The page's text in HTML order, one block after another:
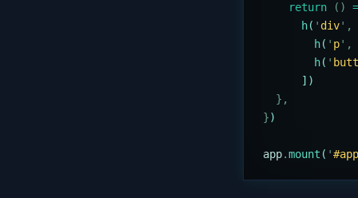
    return
()
      h
( ' div' ,
        h
( ' p' ,
        h
( '
      ])
  },
})
app.mount ( '#app